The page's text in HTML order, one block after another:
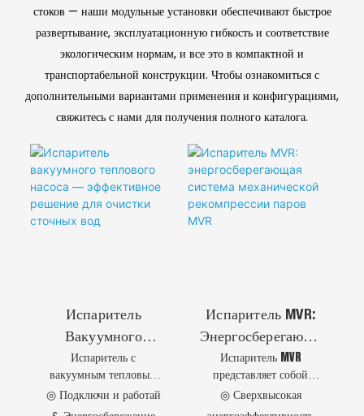
Ой Очистки
Сточных Вод
Децентрализованн
Ой Очистки
Сточных Вод
(технология
имеющих
муниципальной
инфраструктуры, и при
этом гарантирует
очищенных сточных
вод международным
стоков — наши модульные установки обеспечивают быстрое
развертывание, эксплуатационную гибкость и соответствие
экологическим нормам, и все это в компактной и
транспортабельной конструкции. Чтобы ознакомиться с
дополнительными вариантами применения и конфигурациями,
свяжитесь с нами для получения полного каталога.
Испаритель
Вакуумного
Теплового Насоса
— Эффективное
Решение Для
Испаритель с
вакуумным тепловым
насосом предлагает
малым и средним
◎ Подключи и работай
Испаритель MVR:
Энергосберегающа
Я Система
Механической
Рекомпрессии
Испаритель MVR
представляет собой
передовую
энергосберегающую
◎ Сверхвысокая